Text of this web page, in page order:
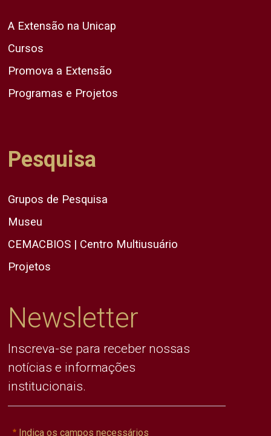
A Extensão na Unicap
Cursos
Promova a Extensão
Programas e Projetos
Pesquisa
Grupos de Pesquisa
Museu
CEMACBIOS | Centro Multiusuário
Projetos
Newsletter
Inscreva-se para receber nossas
notícias e informações
institucionais.
Indica os campos necessários